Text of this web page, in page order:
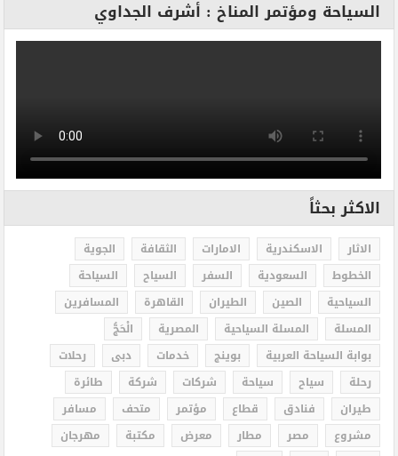
السياحة ومؤتمر المناخ : أشرف الجداوي
الاكثر بحثاً
الاثار الاسكندرية الامارات الثقافة
الجوية
الخطوط
السعودية السفر السياح
السياحة
السياحية
الصين الطيران القاهرة
المسافرين
المسلة
المسلة السياحية المصرية
الْحَجُّ
بوابة السياحة العربية
بوينج خدمات دبى
رحلات
رحلة
سياح سياحة شركات شركة
طائرة
طيران
فنادق قطاع مؤتمر متحف
مسافر
مشروع
مصر مطار معرض مكتبة
مهرجان